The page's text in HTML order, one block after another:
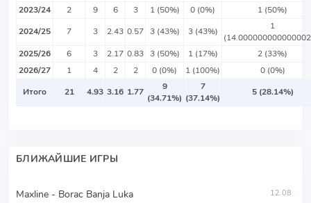
2023/24
2 9 6 3 1 (50%) 0 (0%)
1 (50%)
2024/25
7 3 2.43 0.57 3 (43%) 3 (43%)
1
2025/26
6 3 2.17 0.83 3 (50%) 1 (17%)
2 (33%)
2026/27
1 4 2 2 0 (0%) 1 (100%)
0 (0%)
Итого
21 4.93 3.16 1.77
9
(34.71%)
7
(37.14%)
5 (28.14%)
БЛИЖАЙШИЕ ИГРЫ
Maxline - Borac Banja Luka 12.08